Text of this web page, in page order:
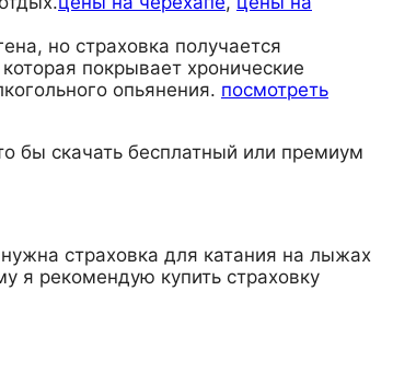
но страховка получается
покрывает хронические
опьянения. посмотреть
бы скачать бесплатный или премиум
страховка для катания на лыжах
я рекомендую купить страховку